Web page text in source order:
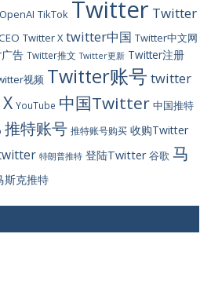
OpenAI TikTok Twitter Twitter
Twitter X twitter中国 Twitter中文网
告 Twitter推文 Twitter更新 Twitter注册
视频 Twitter账号 twitter
X YouTube 中国Twitter 中国推特
推特账号 推特账号购买 收购Twitter
特朗普推特 登陆Twitter 谷歌 马
斯克推特